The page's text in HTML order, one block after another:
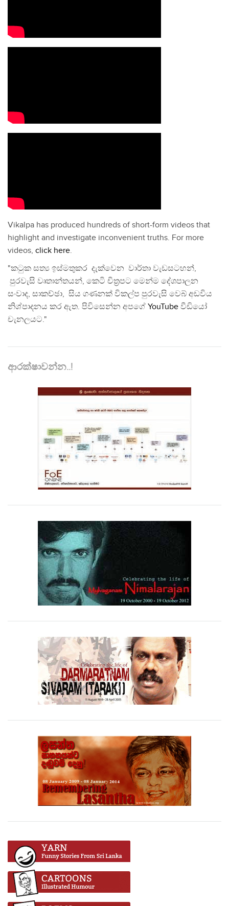
Vikalpa has produced hundreds of short-form videos that
highlight and investigate inconvenient truths. For more
videos, click here.
"කටුක සත්‍ය ඉස්මතුකර දැක්වෙන වාර්තා වැඩසටහන්,
පුරවැසි වෘතාන්තයන්, කෙටි චිත්‍රපට මෙන්ම දේශපාලන
සංවාද, සාකච්ඡා, සිය ගණනක් විකල්ප පුරවැසි වෙබ් අඩවිය
නිශ්පාදනය කර ඇත. පිවිසෙන්න අපගේ YouTube වීඩියෝ
චැනලයට."
ආරක්ෂාවන්න..!